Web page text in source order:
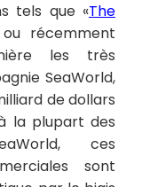
tels que «The
récemment
les très
SeaWorld,
de dollars
la plupart des
ces
sont